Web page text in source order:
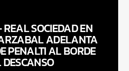
REAL SOCIEDAD EN
ADELANTA
PENALTI AL BORDE
DESCANSO